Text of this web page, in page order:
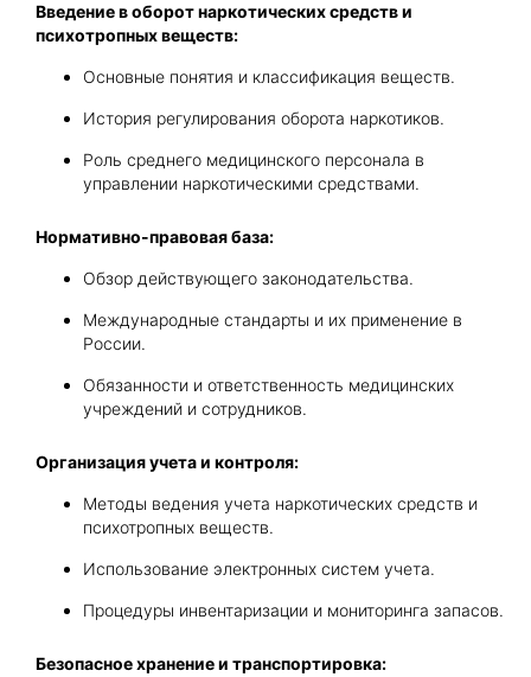
Введение в оборот наркотических средств и
психотропных веществ:
Основные понятия и классификация веществ.
История регулирования оборота наркотиков.
Роль среднего медицинского персонала в
управлении наркотическими средствами.
Нормативно-правовая база:
Обзор действующего законодательства.
Международные стандарты и их применение в
России.
Обязанности и ответственность медицинских
учреждений и сотрудников.
Организация учета и контроля:
Методы ведения учета наркотических средств и
психотропных веществ.
Использование электронных систем учета.
Процедуры инвентаризации и мониторинга запасов.
Безопасное хранение и транспортировка: